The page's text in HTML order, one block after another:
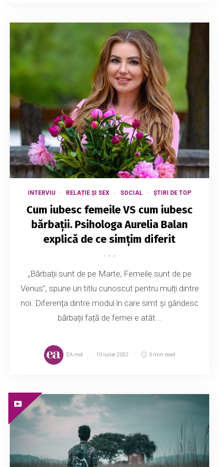
INTERVIU RELAȚIE ȘI SEX SOCIAL ȘTIRI DE TOP
Cum iubesc femeile VS cum iubesc
bărbații. Psihologa Aurelia Balan
explică de ce simțim diferit
„Bărbații sunt de pe Marte, Femeile sunt de pe
Venus”, spune un titlu cunoscut pentru mulți dintre
noi. Diferența dintre modul în care simt și gândesc
bărbații față de femei e atât...
EA.md 10 iunie 2022 3 min read